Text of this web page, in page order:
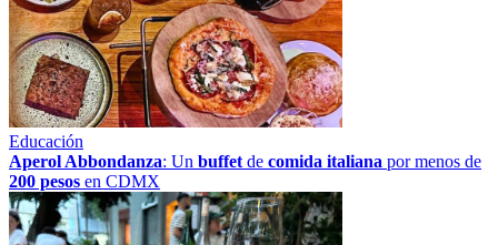
Educación
Aperol Abbondanza: Un buffet de comida italiana por menos de
200 pesos en CDMX